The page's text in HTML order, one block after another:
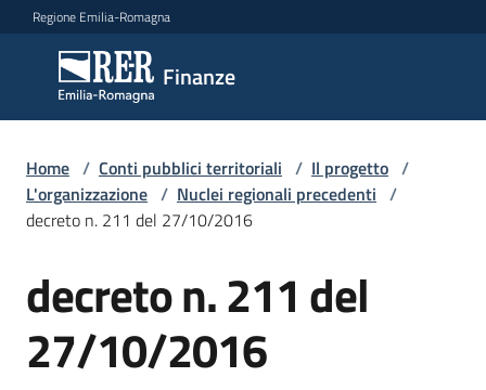
Vai al contenuto
Vai alla navigazione
Vai al footer
Regione Emilia-Romagna
Finanze
Finanze
Argomenti
Leggi
Atti
Home / Conti pubblici territoriali / Il progetto /
L'organizzazione / Nuclei regionali precedenti /
decreto n. 211 del 27/10/2016
decreto n. 211 del
27/10/2016